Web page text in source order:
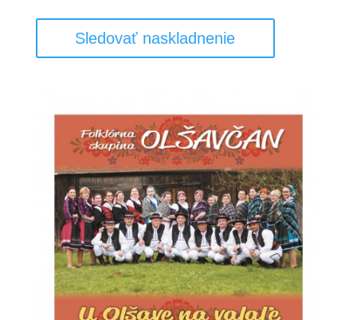
Sledovať naskladnenie